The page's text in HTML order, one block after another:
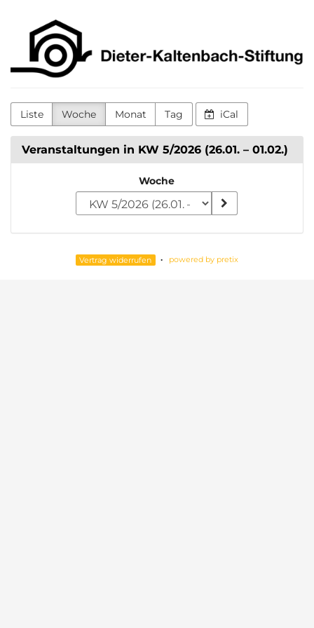
Haupt-
Inhalt
springen
Dieter-
Kaltenbach-
Stiftung
Liste Woche Monat Tag iCal
Veranstaltungen in KW 5/2026 (26.01. – 01.02.)
zur
Woche
Vertrag widerrufen powered by pretix